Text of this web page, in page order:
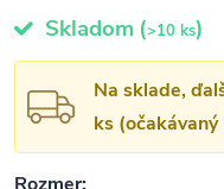
Skladom (>10 ks)
Na sklade,
ks